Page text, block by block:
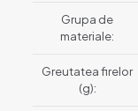
Grupa de
materiale:
Greutatea firelor
(g):